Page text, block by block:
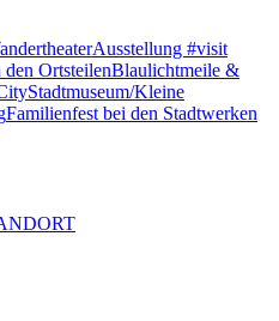
Ausstellung #visit
OrtsteilenBlaulichtmeile &
Stadtmuseum/Kleine
Familienfest bei den Stadtwerken